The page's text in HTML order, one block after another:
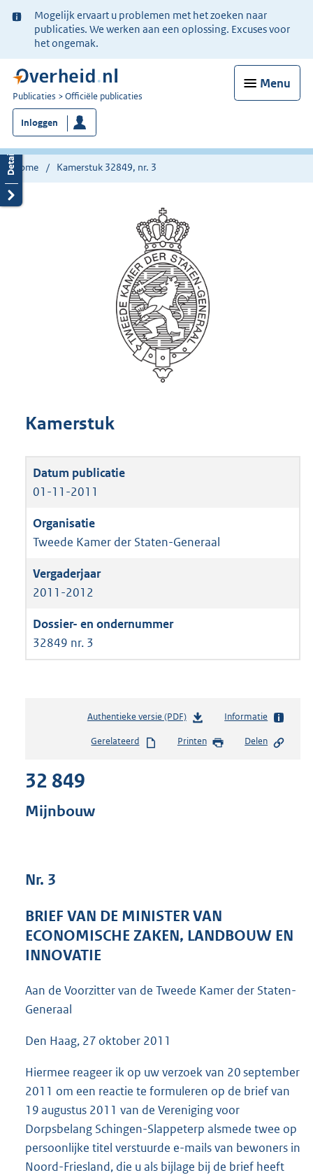
Ter
informatie:
Mogelijk ervaart u problemen met het zoeken naar
publicaties. We werken aan een oplossing. Excuses voor
het ongemak.
Menu
U
bent
nu
hier:
Publicaties Officiële publicaties
Inloggen
Home Kamerstuk 32849, nr. 3
Kamerstuk
01-11-2011
Tweede Kamer der Staten-Generaal
2011-2012
32849 nr. 3
Authentieke versie (PDF)b
s
e
b
Informatie
Gerelateerd Printen Delen
32 849
Mijnbouw
Nr. 3
BRIEF VAN DE MINISTER VAN
ECONOMISCHE ZAKEN, LANDBOUW EN
INNOVATIE
Aan de Voorzitter van de Tweede Kamer der Staten-
Generaal
Den Haag, 27 oktober 2011
Hiermee reageer ik op uw verzoek van 20 september
2011 om een reactie te formuleren op de brief van
19 augustus 2011 van de Vereniging voor
Dorpsbelang Schingen-Slappeterp alsmede twee op
persoonlijke titel verstuurde e-mails van bewoners in
Noord-Friesland, die u als bijlage bij de brief heeft